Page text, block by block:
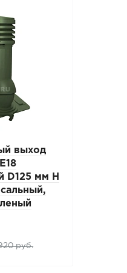
выход
D125 мм Н
руб.